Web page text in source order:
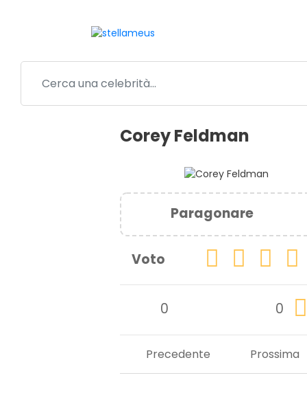
Corey Feldman
Paragonare
Voto
0 0
Prossima
Precedente